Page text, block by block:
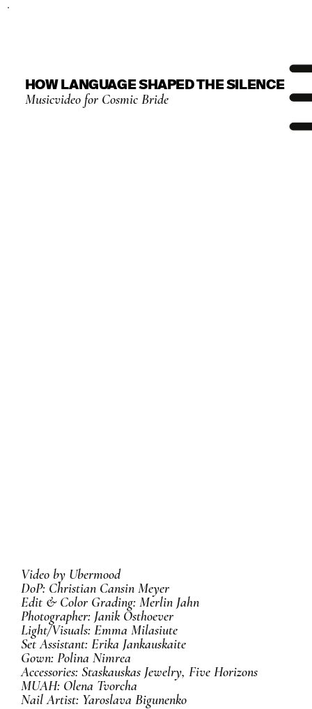
Video by Ubermood
DoP: Christian Cansin Meyer
Edit & Color Grading: Merlin Jahn
Photographer: Janik Osthoever
Light/Visuals: Emma Milasiute
Set Assistant: Erika Jankauskaite
Gown: Polina Nimrea
Accessories: Staskauskas Jewelry, Five Horizons
MUAH: Olena Tvorcha
Nail Artist: Yaroslava Bigunenko
HOW LANGUAGE SHAPED THE SILENCE
Musicvideo for Cosmic Bride